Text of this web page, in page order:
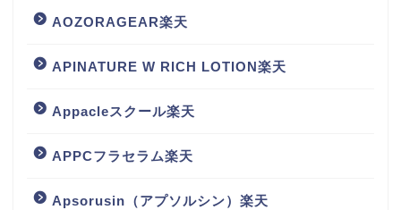
AOZORAGEAR楽天
APINATURE W RICH LOTION楽天
Appacleスクール楽天
APPCフラセラム楽天
Apsorusin（アプソルシン）楽天